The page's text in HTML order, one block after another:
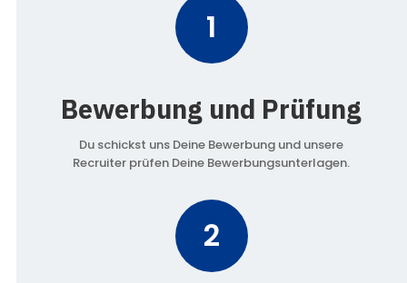
1
Bewerbung und Prüfung
Du schickst uns Deine Bewerbung und unsere
Recruiter prüfen Deine Bewerbungsunterlagen.
2